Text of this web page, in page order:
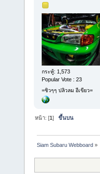
กระทู้: 1,573
Popular Vote : 23
=ชิวๆๆ ปลิวลม อีเขียว=
หน้า: [1]ขึ้นบน
Siam Subaru Webboard »